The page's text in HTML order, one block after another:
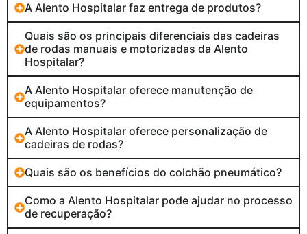
A Alento Hospitalar faz entrega de produtos?
Quais são os principais diferenciais das cadeiras
de rodas manuais e motorizadas da Alento
Hospitalar?
A Alento Hospitalar oferece manutenção de
equipamentos?
A Alento Hospitalar oferece personalização de
cadeiras de rodas?
Quais são os benefícios do colchão pneumático?
Como a Alento Hospitalar pode ajudar no processo
de recuperação?